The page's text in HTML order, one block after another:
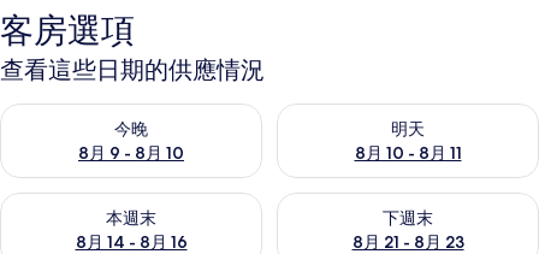
客房選項
查看這些日期的供應情況
今晚
8月 9 - 8月 10
查看今晚 (8月 9 - 8月 10) 的供應情況
明天
8月 10 - 8月 11
查看明天 (8月 10 - 8月 11) 的
本週末
8月 14 - 8月 16
查看本週末 (8月 14 - 8月 16) 的供應情況
下週末
8月 21 - 8月 23
查看下週末 (8月 21 - 8月 23)